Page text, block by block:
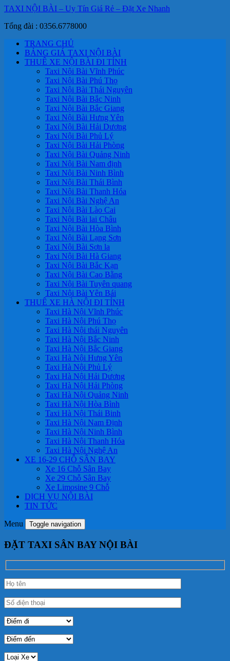
TAXI NỘI BÀI – Uy Tín Giá Rẻ – Đặt Xe Nhanh
Tổng đài : 0356.6778000
TRANG CHỦ
BẢNG GIÁ TAXI NỘI BÀI
THUÊ XE NỘI BÀI ĐI TỈNH
Taxi Nội Bài Vĩnh Phúc
Taxi Nội Bài Phú Thọ
Taxi Nội Bài Thái Nguyên
Taxi Nội Bài Bắc Ninh
Taxi Nội Bài Bắc Giang
Taxi Nội Bài Hưng Yên
Taxi Nội Bài Hải Dương
Taxi Nội Bài Phủ Lý
Taxi Nội Bài Hải Phòng
Taxi Nội Bài Quảng Ninh
Taxi Nội Bài Nam định
Taxi Nội Bài Ninh Bình
Taxi Nội Bài Thái Bình
Taxi Nội Bài Thanh Hóa
Taxi Nội Bài Nghệ An
Taxi Nội Bài Lào Cai
Taxi Nội Bài lai Châu
Taxi Nội Bài Hòa Bình
Taxi Nội Bài Lạng Sơn
Taxi Nội Bài Sơn la
Taxi Nội Bài Hà Giang
Taxi Nội Bài Bắc Kạn
Taxi Nội Bài Cao Bằng
Taxi Nội Bài Tuyên quang
Taxi Nội Bài Yên Bái
THUÊ XE HÀ NỘI ĐI TỈNH
Taxi Hà Nội Vĩnh Phúc
Taxi Hà Nội Phú Thọ
Taxi Hà Nội thái Nguyên
Taxi Hà Nội Bắc Ninh
Taxi Hà Nội Bắc Giang
Taxi Hà Nội Hưng Yên
Taxi Hà Nội Phủ Lý
Taxi Hà Nội Hải Dương
Taxi Hà Nội Hải Phòng
Taxi Hà Nội Quảng Ninh
Taxi Hà Nội Hòa Bình
Taxi Hà Nội Thái Binh
Taxi Hà Nội Nam Định
Taxi Hà Nội Ninh Bình
Taxi Hà Nội Thanh Hóa
Taxi Hà Nội Nghệ An
XE 16-29 CHỖ SÂN BAY
Xe 16 Chỗ Sân Bay
Xe 29 Chỗ Sân Bay
Xe Limosine 9 Chỗ
DỊCH VỤ NỘI BÀI
TIN TỨC
Menu Toggle navigation
ĐẶT TAXI SÂN BAY NỘI BÀI